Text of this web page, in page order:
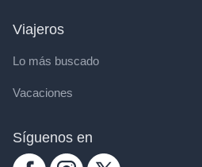
Viajeros
Lo más buscado
Vacaciones
Síguenos en